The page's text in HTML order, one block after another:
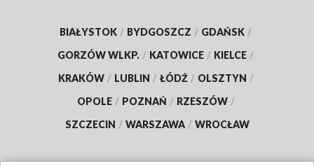
BIAŁYSTOK / BYDGOSZCZ / GDAŃSK /
GORZÓW WLKP. / KATOWICE / KIELCE /
KRAKÓW / LUBLIN / ŁÓDŹ / OLSZTYN /
OPOLE / POZNAŃ / RZESZÓW /
SZCZECIN / WARSZAWA / WROCŁAW